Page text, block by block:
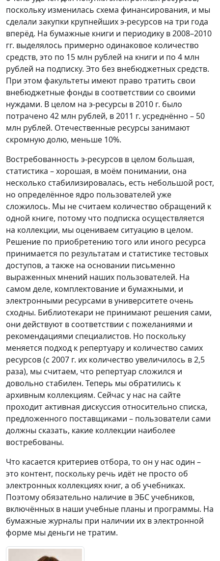
поскольку изменилась схема финансирования, и мы
сделали закупки крупнейших э-ресурсов на три года
вперёд. На бумажные книги и периодику в 2008–2010
гг. выделялось примерно одинаковое количество
средств, это по 15 млн рублей на книги и по 4 млн
рублей на подписку. Это без внебюджетных средств.
При этом факультеты имеют право тратить свои
внебюджетные фонды в соответствии со своими
нуждами. В целом на э-ресурсы в 2010 г. было
потрачено 42 млн рублей, в 2011 г. усреднённо – 50
млн рублей. Отечественные ресурсы занимают
скромную долю, меньше 10%.
Востребованность э-ресурсов в целом большая,
статистика – хорошая, в моём понимании, она
несколько стабилизировалась, есть небольшой рост,
но определённое ядро пользователей уже
сложилось. Мы не считаем количество обращений к
одной книге, потому что подписка осуществляется
на коллекции, мы оцениваем ситуацию в целом.
Решение по приобретению того или иного ресурса
принимается по результатам и статистике тестовых
доступов, а также на основании письменно
выраженных мнений наших пользователей. На
самом деле, комплектование и бумажными, и
электронными ресурсами в университете очень
сходны. Библиотекари не принимают решения сами,
они действуют в соответствии с пожеланиями и
рекомендациями специалистов. Но поскольку
меняется подход к репертуару и количество самих
ресурсов (с 2007 г. их количество увеличилось в 2,5
раза), мы считаем, что репертуар сложился и
довольно стабилен. Теперь мы обратились к
архивным коллекциям. Сейчас у нас на сайте
проходит активная дискуссия относительно списка,
предложенного поставщиками – пользователи сами
должны сказать, какие коллекции наиболее
востребованы.
Что касается критериев отбора, то он у нас один –
это контент, поскольку речь идёт не просто об
электронных коллекциях книг, а об учебниках.
Поэтому обязательно наличие в ЭБС учебников,
включённых в наши учебные планы и программы. На
бумажные журналы при наличии их в электронной
форме мы деньги не тратим.